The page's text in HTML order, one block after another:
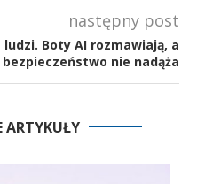
następny post
Boty AI rozmawiają, a
bezpieczeństwo nie nadąża
ARTYKUŁY